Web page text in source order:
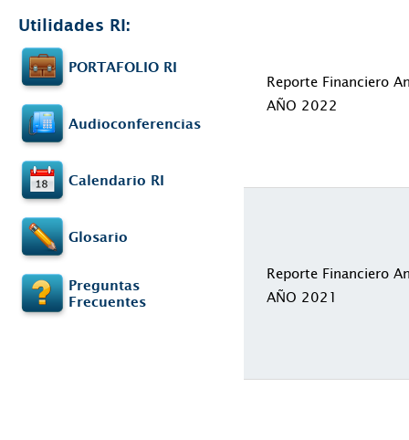
Utilidades RI:
PORTAFOLIO RI
Audioconferencias
Calendario RI
Glosario
Preguntas
Frecuentes
Reporte Financiero
AÑO 2022
Reporte Financiero
AÑO 2021